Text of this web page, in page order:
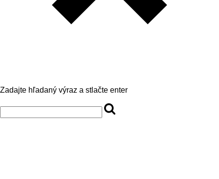
Zadajte hľadaný výraz a stlačte enter